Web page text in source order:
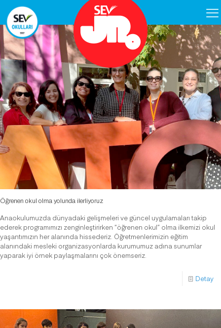
Öğrenen okul olma yolunda ilerliyoruz
Anaokulumuzda dünyadaki gelişmeleri ve güncel uygulamaları takip
ederek programımızı zenginleştirirken “öğrenen okul” olma ilkemizi okul
yaşantımızın her alanında hissederiz. Öğretmenlerimizin eğitim
alanındaki mesleki organizasyonlarda kurumumuz adına sunumlar
yaparak iyi örnek paylaşmalarını çok önemseriz.
Detay